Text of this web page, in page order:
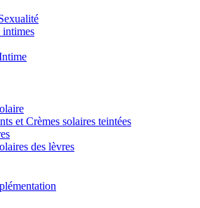
intimes
et Crèmes solaires teintées
des lèvres